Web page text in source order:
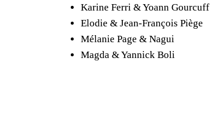
Karine Ferri & Yoann Gourcuff
Elodie & Jean-François Piège
Mélanie Page & Nagui
Magda & Yannick Boli